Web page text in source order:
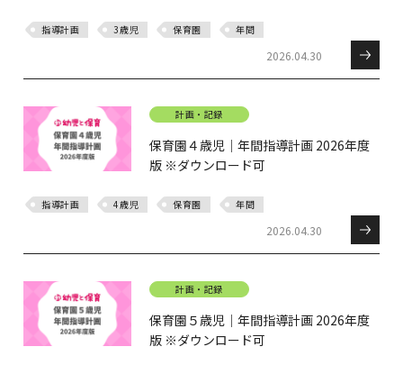
指導計画 3歳児 保育園 年間
2026.04.30
計画・記録
保育園４歳児｜年間指導計画 2026年度
版 ※ダウンロード可
指導計画 4歳児 保育園 年間
2026.04.30
計画・記録
保育園５歳児｜年間指導計画 2026年度
版 ※ダウンロード可